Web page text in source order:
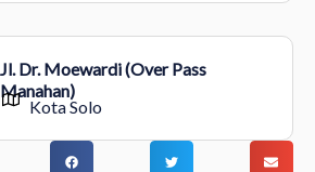
Jl. Dr. Moewardi (Over Pass
Manahan)
Kota Solo